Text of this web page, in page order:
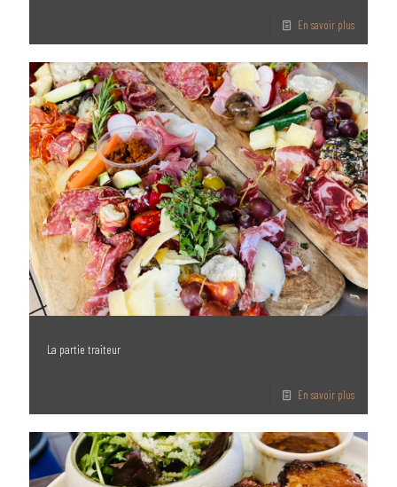
En savoir plus
La partie traiteur
En savoir plus